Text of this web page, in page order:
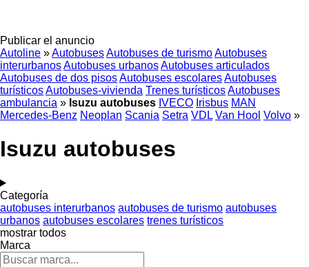
Publicar el anuncio
Autoline »AutobusesAutobuses de turismoAutobuses
interurbanosAutobuses urbanosAutobuses articulados
Autobuses de dos pisosAutobuses escolaresAutobuses
turísticosAutobuses-vivienda Trenes turísticosAutobuses
ambulancia » Isuzu autobuses IVECO Irisbus MAN
Mercedes-Benz Neoplan Scania Setra VDL Van Hool Volvo »
Isuzu autobuses
Categoría
autobuses interurbanos autobuses de turismo autobuses
urbanos autobuses escolares trenes turísticos
mostrar todos
Marca